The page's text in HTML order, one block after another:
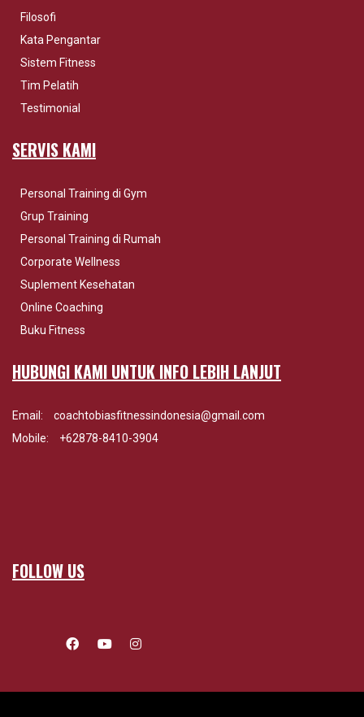
Filosofi
Kata Pengantar
Sistem Fitness
Tim Pelatih
Testimonial
SERVIS KAMI
Personal Training di Gym
Grup Training
Personal Training di Rumah
Corporate Wellness
Suplement Kesehatan
Online Coaching
Buku Fitness
HUBUNGI KAMI UNTUK INFO LEBIH LANJUT
Email:
coachtobiasfitnessindonesia@gmail.com
Mobile:
+62878-8410-3904
FOLLOW US